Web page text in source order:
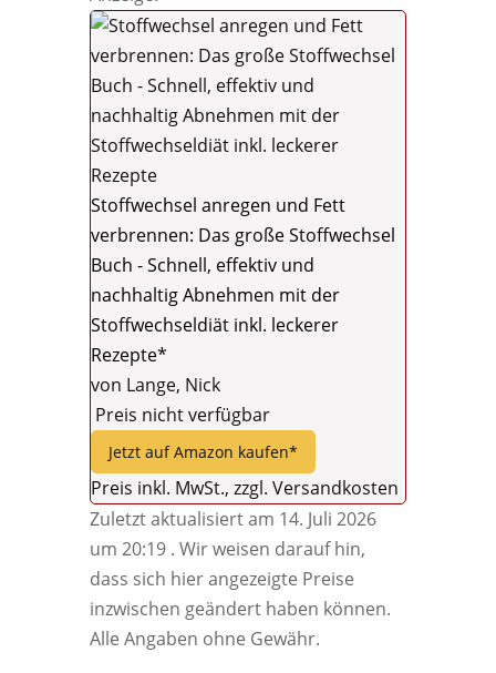
Stoffwechsel anregen und Fett
verbrennen: Das große Stoffwechsel
Buch - Schnell, effektiv und
nachhaltig Abnehmen mit der
Stoffwechseldiät inkl. leckerer
Rezepte*
von Lange, Nick
Preis nicht verfügbar
Jetzt auf Amazon kaufen*
Preis inkl. MwSt., zzgl. Versandkosten
Zuletzt aktualisiert am 14. Juli 2026
um 20:19 . Wir weisen darauf hin,
dass sich hier angezeigte Preise
inzwischen geändert haben können.
Alle Angaben ohne Gewähr.